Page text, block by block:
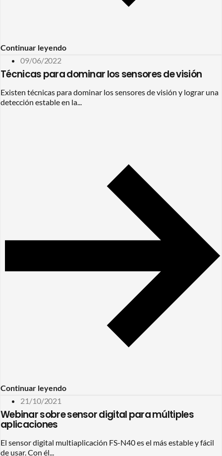
Continuar leyendo
09/06/2022
Técnicas para dominar los sensores de visión
Existen técnicas para dominar los sensores de visión y lograr una
detección estable en la...
Continuar leyendo
21/10/2021
Webinar sobre sensor digital para múltiples
aplicaciones
El sensor digital multiaplicación FS-N40 es el más estable y fácil
de usar. Con él...